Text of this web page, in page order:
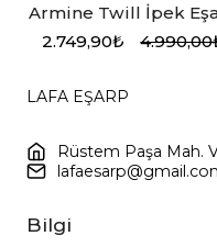
Armine Twill İpek
Lacivert, Yeşil
2.749,90₺
LAFA EŞARP
Rüstem Paşa Mah.
Bilgi